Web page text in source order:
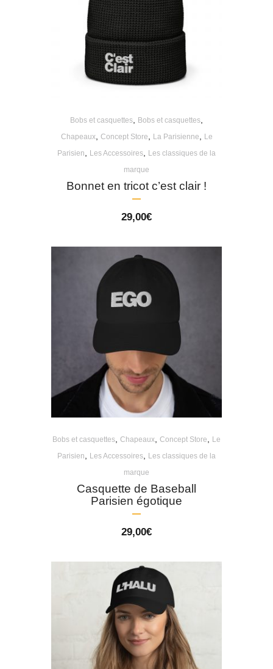
Bobs et casquettes Bobs et casquettes
Chapeaux, Concept Store La Parisienne
Le
Parisien
Les Accessoires
Les classiques de la
marque
Bonnet en tricot c’est clair !
29,00€
Bobs et casquettes Chapeaux Concept Store
Le
Parisien
Les Accessoires
Les classiques de la
marque
Casquette de Baseball
Parisien égotique
29,00€